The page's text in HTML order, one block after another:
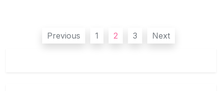
pagination
Previous 1 2 3 Next